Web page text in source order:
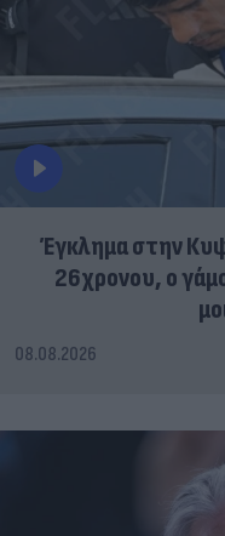
Έγκλημα στην
26χρονου, ο
08.08.2026